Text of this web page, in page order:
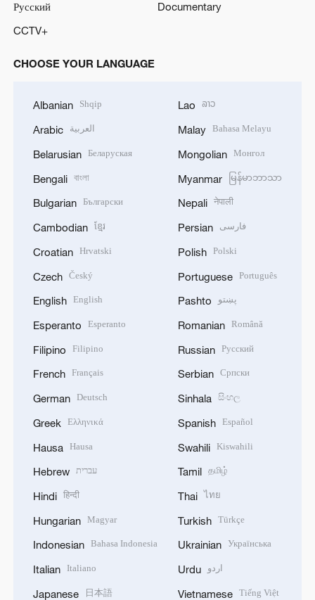
Русский
Documentary
CCTV+
CHOOSE YOUR LANGUAGE
Albanian Shqip
Arabic العربية
Belarusian Беларуская
Bengali বাংলা
Bulgarian Български
Cambodian ខ្មែរ
Croatian Hrvatski
Czech Český
English English
Esperanto Esperanto
Filipino Filipino
French Français
German Deutsch
Greek Ελληνικά
Hausa Hausa
Hebrew עברית
Hindi हिन्दी
Hungarian Magyar
Indonesian Bahasa Indonesia
Italian Italiano
Japanese 日本語
Lao ລາວ
Malay Bahasa Melayu
Mongolian Монгол
Myanmar မြန်မာဘာသာ
Nepali नेपाली
Persian فارسی
Polish Polski
Portuguese Português
Pashto پښتو
Romanian Română
Russian Русский
Serbian Српски
Sinhala සිංහල
Spanish Español
Swahili Kiswahili
Tamil தமிழ்
Thai ไทย
Turkish Türkçe
Ukrainian Українська
Urdu اردو
Vietnamese Tiếng Việt